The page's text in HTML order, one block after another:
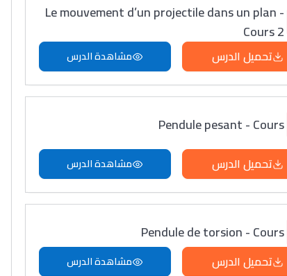
Le mouvement d’un projectile dans un plan -
Cours 2
تحميل الدرس مشاهدة الدرس
Pendule pesant - Cours
تحميل الدرس مشاهدة الدرس
Pendule de torsion - Cours
تحميل الدرس مشاهدة الدرس